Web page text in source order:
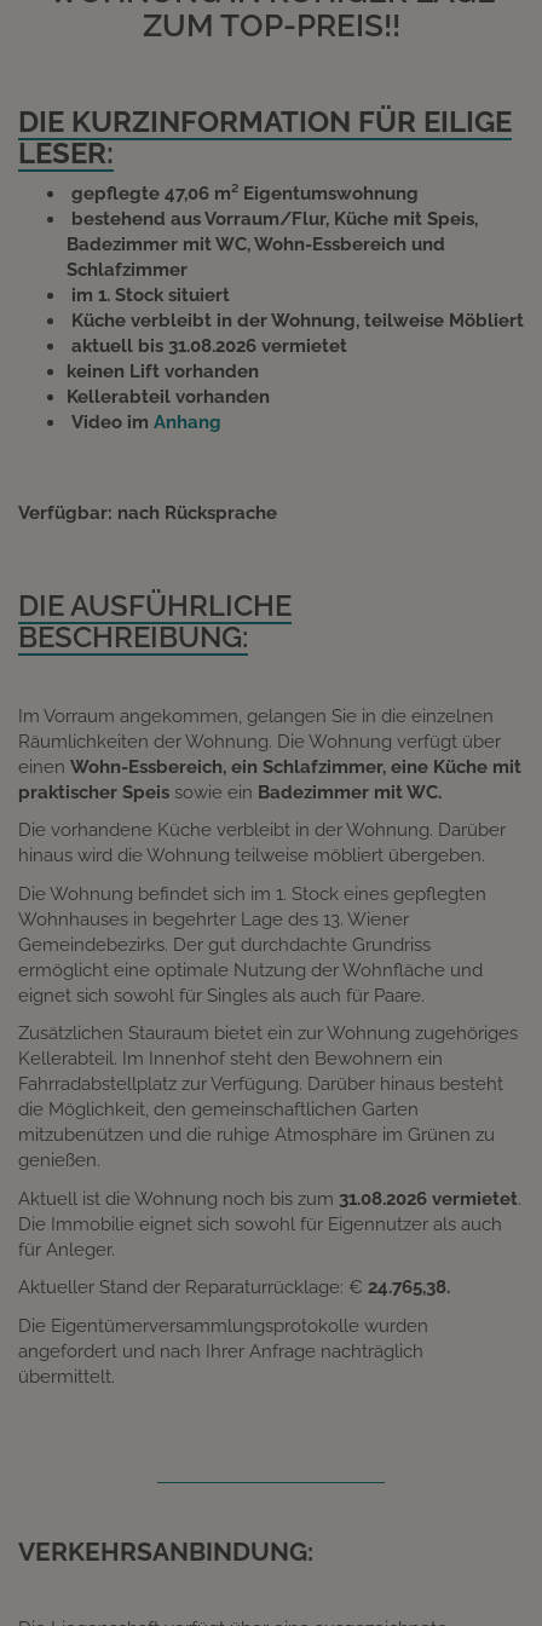
ZUM TOP-PREIS!!
DIE KURZINFORMATION FÜR EILIGE
LESER:
gepflegte 47,06 m² Eigentumswohnung
bestehend aus Vorraum/Flur, Küche mit Speis,
Badezimmer mit WC, Wohn-Essbereich und
Schlafzimmer
im 1. Stock situiert
Küche verbleibt in der Wohnung, teilweise Möbliert
aktuell bis 31.08.2026 vermietet
keinen Lift vorhanden
Kellerabteil vorhanden
Video im Anhang
Verfügbar: nach Rücksprache
DIE AUSFÜHRLICHE
BESCHREIBUNG:
Im Vorraum angekommen, gelangen Sie in die einzelnen
Räumlichkeiten der Wohnung. Die Wohnung verfügt über
einen Wohn-Essbereich, ein Schlafzimmer, eine Küche mit
praktischer Speis sowie ein Badezimmer mit WC.
Die vorhandene Küche verbleibt in der Wohnung. Darüber
hinaus wird die Wohnung teilweise möbliert übergeben.
Die Wohnung befindet sich im 1. Stock eines gepflegten
Wohnhauses in begehrter Lage des 13. Wiener
Gemeindebezirks. Der gut durchdachte Grundriss
ermöglicht eine optimale Nutzung der Wohnfläche und
eignet sich sowohl für Singles als auch für Paare.
Zusätzlichen Stauraum bietet ein zur Wohnung zugehöriges
Kellerabteil. Im Innenhof steht den Bewohnern ein
Fahrradabstellplatz zur Verfügung. Darüber hinaus besteht
die Möglichkeit, den gemeinschaftlichen Garten
mitzubenützen und die ruhige Atmosphäre im Grünen zu
genießen.
Aktuell ist die Wohnung noch bis zum 31.08.2026 vermietet.
Die Immobilie eignet sich sowohl für Eigennutzer als auch
für Anleger.
Aktueller Stand der Reparaturrücklage: € 24.765,38.
Die Eigentümerversammlungsprotokolle wurden
angefordert und nach Ihrer Anfrage nachträglich
übermittelt.
VERKEHRSANBINDUNG: